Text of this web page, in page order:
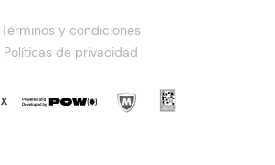
Términos y condiciones
Políticas de privacidad